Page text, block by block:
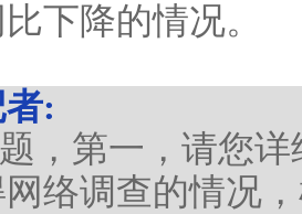
下降的情况。
:
，第一，请您
络调查的情况